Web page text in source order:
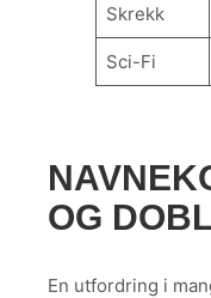
Skrekk
Sci-Fi
OG
En utfordring i